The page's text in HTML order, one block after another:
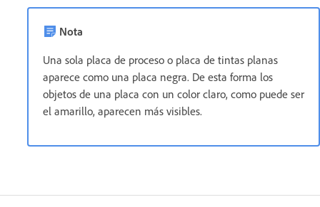
Nota
Una sola placa de proceso o placa de tintas planas
aparece como una placa negra. De esta forma los
objetos de una placa con un color claro, como puede ser
el amarillo, aparecen más visibles.